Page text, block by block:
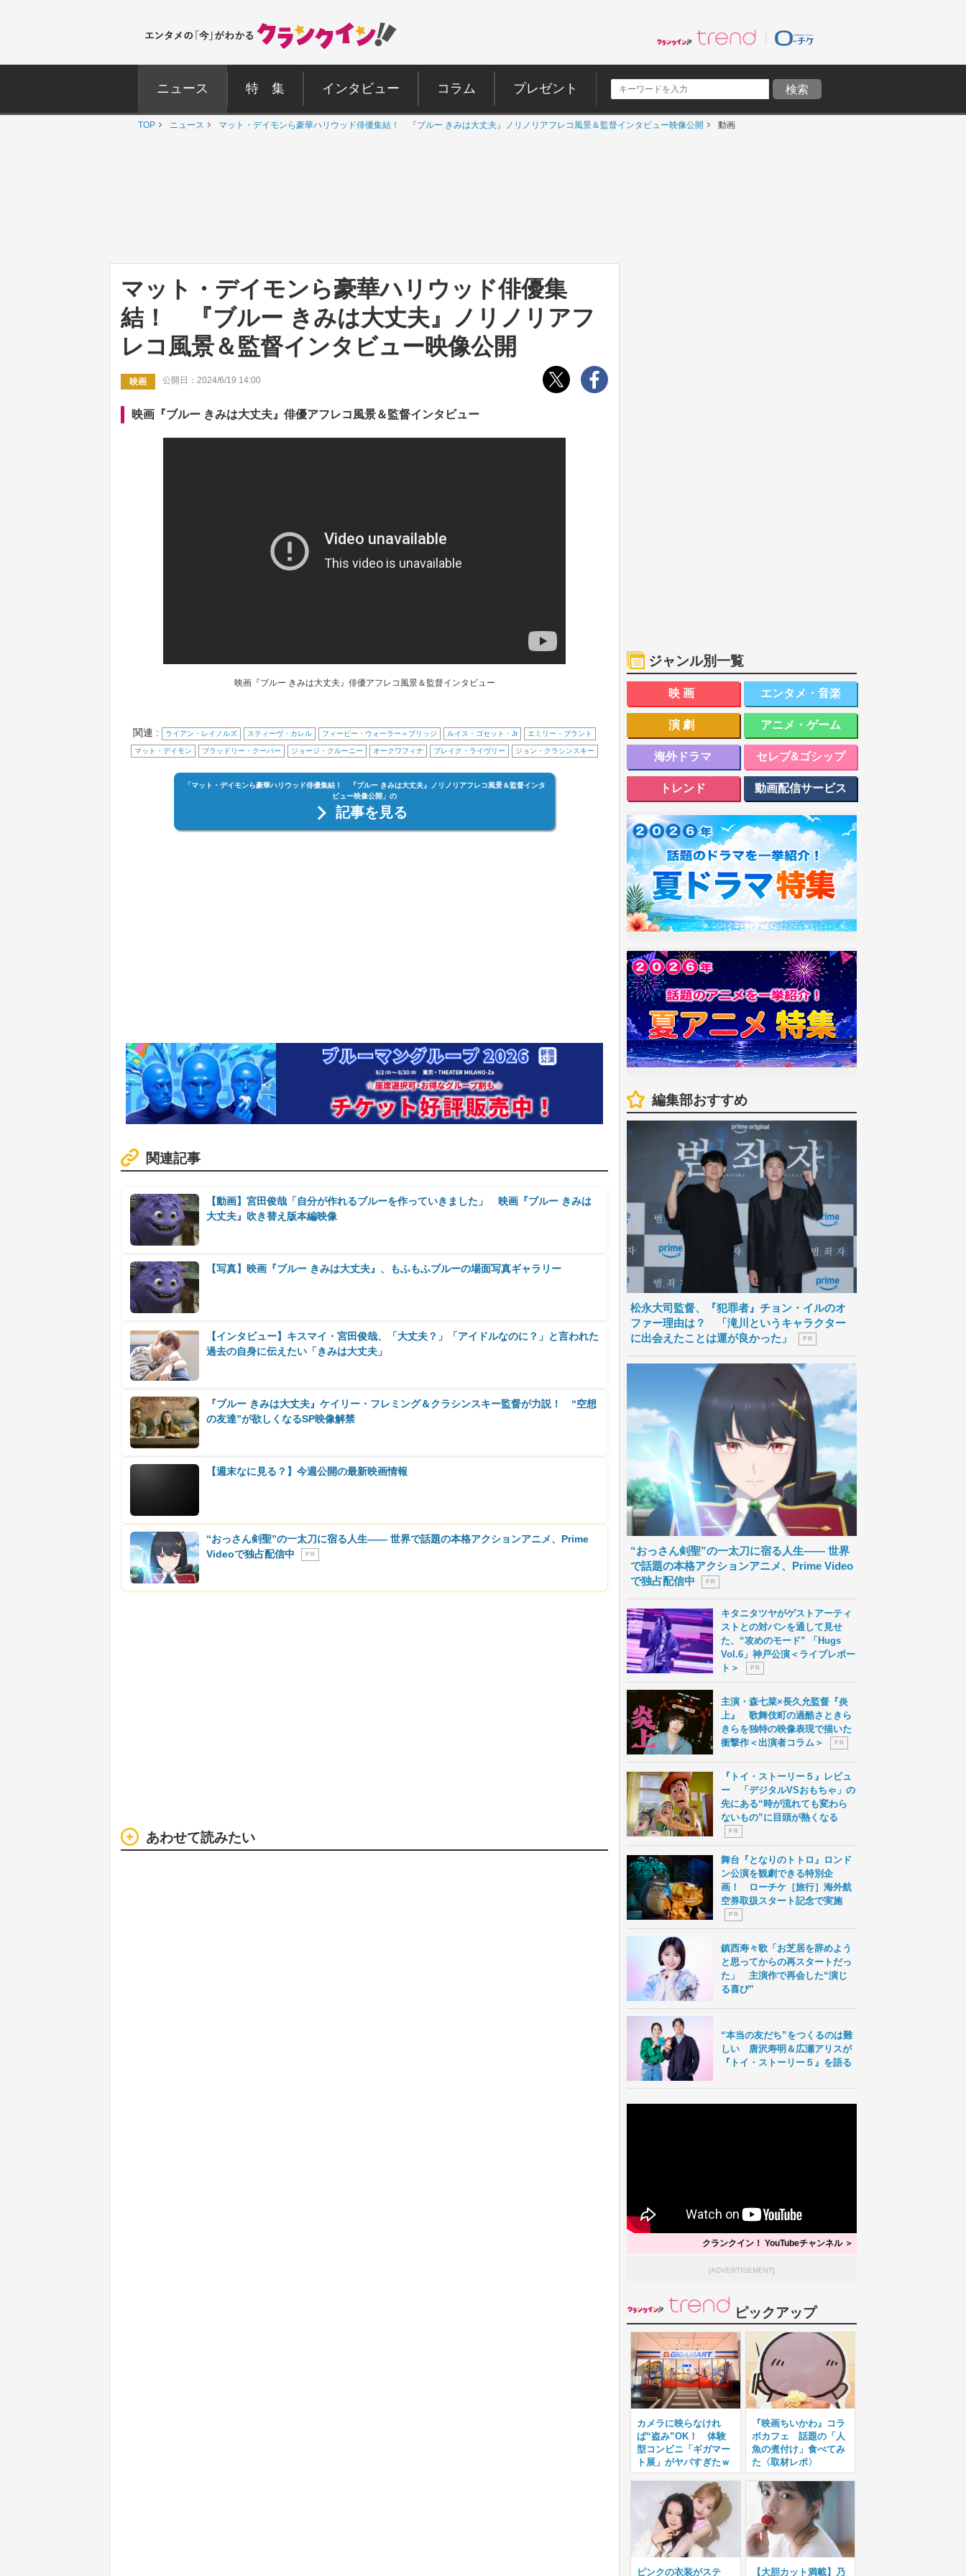
ニュース 特 集 インタビュー コラム プレゼント
TOP ニュース マット・デイモンら豪華ハリウッド俳優集結！ 『ブルー きみは大丈夫』ノリノリアフレコ風景＆監督インタビュー映像公開 動画
マット・デイモンら豪華ハリウッド俳優集
結！ 『ブルー きみは大丈夫』ノリノリアフ
レコ風景＆監督インタビュー映像公開
映画 公開日：2024/6/19 14:00
映画『ブルー きみは大丈夫』俳優アフレコ風景＆監督インタビュー
映画『ブルー きみは大丈夫』俳優アフレコ風景＆監督インタビュー
関連 : ライアン・レイノルズ スティーヴ・カレル フィービー・ウォーラー＝ブリッジ ルイス・ゴセット・Jr エミリー・ブラント
マット・デイモン ブラッドリー・クーパー ジョージ・クルーニー オークワフィナ ブレイク・ライヴリー ジョン・クラシンスキー
「マット・デイモンら豪華ハリウッド俳優集結！ 『ブルー きみは大丈夫』ノリノリアフレコ風景＆監督インタ
ビュー映像公開」の
記事を見る
関連記事
【動画】宮田俊哉「自分が作れるブルーを作っていきました」 映画『ブルー きみは
大丈夫』吹き替え版本編映像
【写真】映画『ブルー きみは大丈夫』、もふもふブルーの場面写真ギャラリー
【インタビュー】キスマイ・宮田俊哉、「大丈夫？」「アイドルなのに？」と言われた
過去の自身に伝えたい「きみは大丈夫」
『ブルー きみは大丈夫』ケイリー・フレミング＆クラシンスキー監督が力説！ “空想
の友達”が欲しくなるSP映像解禁
【週末なに見る？】今週公開の最新映画情報
“おっさん剣聖”の一太刀に宿る人生―― 世界で話題の本格アクションアニメ、Prime
Videoで独占配信中
P R
あわせて読みたい
ジャンル別一覧
映画 エンタメ・音楽
演劇 アニメ・ゲーム
海外ドラマ セレブ&ゴシップ
トレンド 動画配信サービス
編集部おすすめ
松永大司監督、『犯罪者』チョン・イルのオ
ファー理由は？ 「滝川というキャラクター
に出会えたことは運が良かった」
P R
“おっさん剣聖”の一太刀に宿る人生―― 世界
で話題の本格アクションアニメ、Prime Video
で独占配信中
P R
キタニタツヤがゲストアーティ
ストとの対バンを通して見せ
た、“攻めのモード” 「Hugs
Vol.6」神戸公演＜ライブレポー
ト＞
P R
主演・森七菜×長久允監督『炎
上』 歌舞伎町の過酷さときら
きらを独特の映像表現で描いた
衝撃作＜出演者コラム＞
P R
『トイ・ストーリー５』レビュ
ー 「デジタルVSおもちゃ」の
先にある“時が流れても変わら
ないもの”に目頭が熱くなる
P R
舞台『となりのトトロ』ロンド
ン公演を観劇できる特別企
画！ ローチケ［旅行］海外航
空券取扱スタート記念で実施
P R
鎮西寿々歌「お芝居を辞めよう
と思ってからの再スタートだっ
た」 主演作で再会した“演じ
る喜び”
“本当の友だち”をつくるのは難
しい 唐沢寿明＆広瀬アリスが
『トイ・ストーリー５』を語る
クランクイン！ YouTubeチャンネル ＞
[ADVERTISEMENT]
ピックアップ
カメラに映らなけれ
ば“盗み”OK！ 体験
型コンビニ「ギガマー
ト展」がヤバすぎたｗ
『映画ちいかわ』コラ
ボカフェ 話題の「人
魚の煮付け」食べてみ
た〈取材レポ〉
ピンクの衣装がステ 【大胆カット満載】乃